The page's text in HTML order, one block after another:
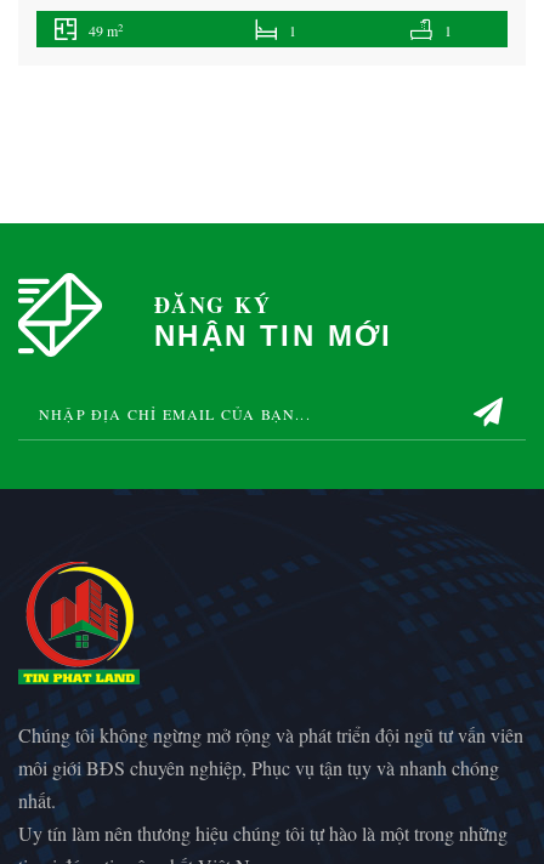
ngay căn hộ cao cấp tại trung tâm TP. Thủ Dầu Một, Bình Dương.
Nhận Booking: 50 triệu/căn để ưu tiên chọn vị trí đẹp
Vị trí: Kế […]
49 m2 1 1
ĐĂNG KÝ
NHẬN TIN MỚI
Chúng tôi không ngừng mở rộng và phát triển đội ngũ tư vấn viên
môi giới BĐS chuyên nghiệp, Phục vụ tận tụy và nhanh chóng
nhất.
Uy tín làm nên thương hiệu chúng tôi tự hào là một trong những